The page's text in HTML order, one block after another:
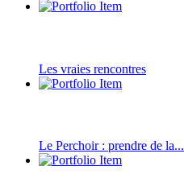
Les vraies rencontres
Le Perchoir : prendre de la...